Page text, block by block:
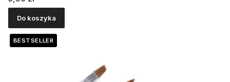
Do koszyka
BESTSELLER